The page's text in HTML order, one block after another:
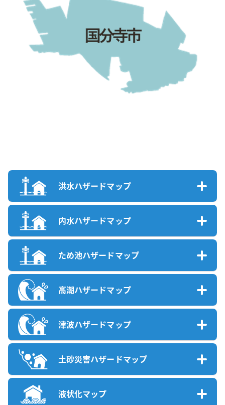
洪水ハザードマップ
内水ハザードマップ
ため池ハザードマップ
高潮ハザードマップ
津波ハザードマップ
土砂災害ハザードマップ
液状化マップ